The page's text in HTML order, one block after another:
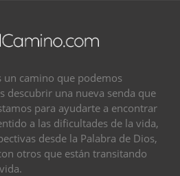
un camino que podemos
descubrir una nueva senda que
para ayudarte a encontrar
a las dificultades de la vida,
desde la Palabra de Dios,
otros que están transitando